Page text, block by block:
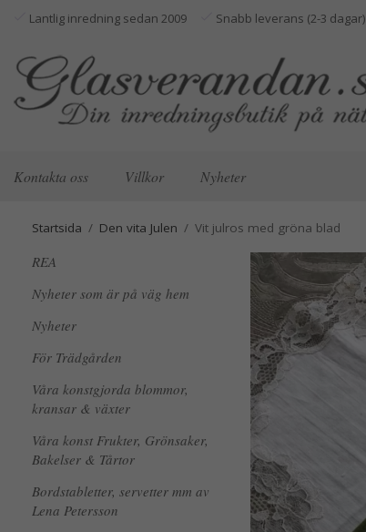
Lantlig inredning sedan 2009 Snabb leverans (2-3 dagar)
Kontakta oss Villkor Nyheter
Startsida / Den vita Julen / Vit julros med gröna blad
REA
Nyheter som är på väg hem
Nyheter
För Trädgården
Våra konstgjorda blommor,
kransar & växter
Våra konst Frukter, Grönsaker,
Bakelser & Tårtor
Bordstabletter, servetter mm av
Lena Petersson